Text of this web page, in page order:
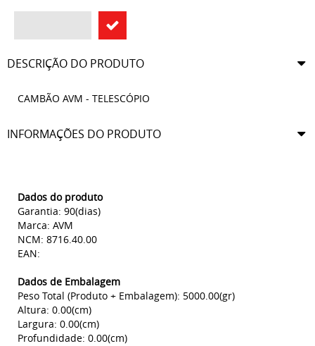
DESCRIÇÃO DO PRODUTO
CAMBÃO AVM - TELESCÓPIO
INFORMAÇÕES DO PRODUTO
Dados do produto
Garantia: 90(dias)
Marca: AVM
NCM: 8716.40.00
EAN:
Dados de Embalagem
Peso Total (Produto + Embalagem): 5000.00(gr)
Altura: 0.00(cm)
Largura: 0.00(cm)
Profundidade: 0.00(cm)